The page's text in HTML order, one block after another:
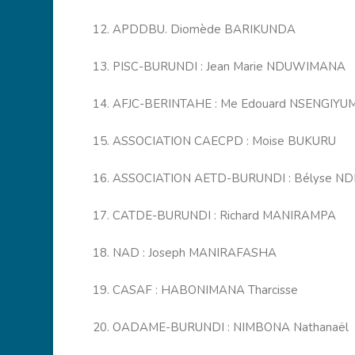
12. APDDBU. Diomède BARIKUNDA
13. PISC-BURUNDI : Jean Marie NDUWIMANA
14. AFJC-BERINTAHE : Me Edouard
15. ASSOCIATION CAECPD : Moise BUKURU
16. ASSOCIATION AETD-BURUNDI : Bélyse
17. CATDE-BURUNDI : Richard MANIRAMPA
18. NAD : Joseph MANIRAFASHA
19. CASAF : HABONIMANA Tharcisse
20. OADAME-BURUNDI : NIMBONA Nathanaël